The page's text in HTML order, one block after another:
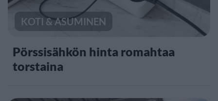
KOTI & ASUMINEN
Pörssisähkön hinta romahtaa
torstaina